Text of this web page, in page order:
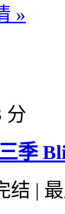
»
分
季
结 |